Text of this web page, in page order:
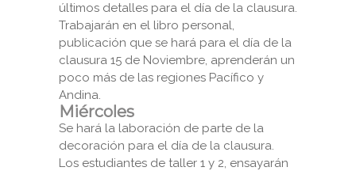
últimos detalles para el día de la clausura.
Trabajarán en el libro personal,
publicación que se hará para el día de la
clausura 15 de Noviembre, aprenderán un
poco más de las regiones Pacífico y
Andina.
Miércoles
Se hará la laboración de parte de la
decoración para el día de la clausura.
Los estudiantes de taller 1 y 2, ensayarán